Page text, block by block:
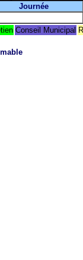
Journée
Conseil Municipal